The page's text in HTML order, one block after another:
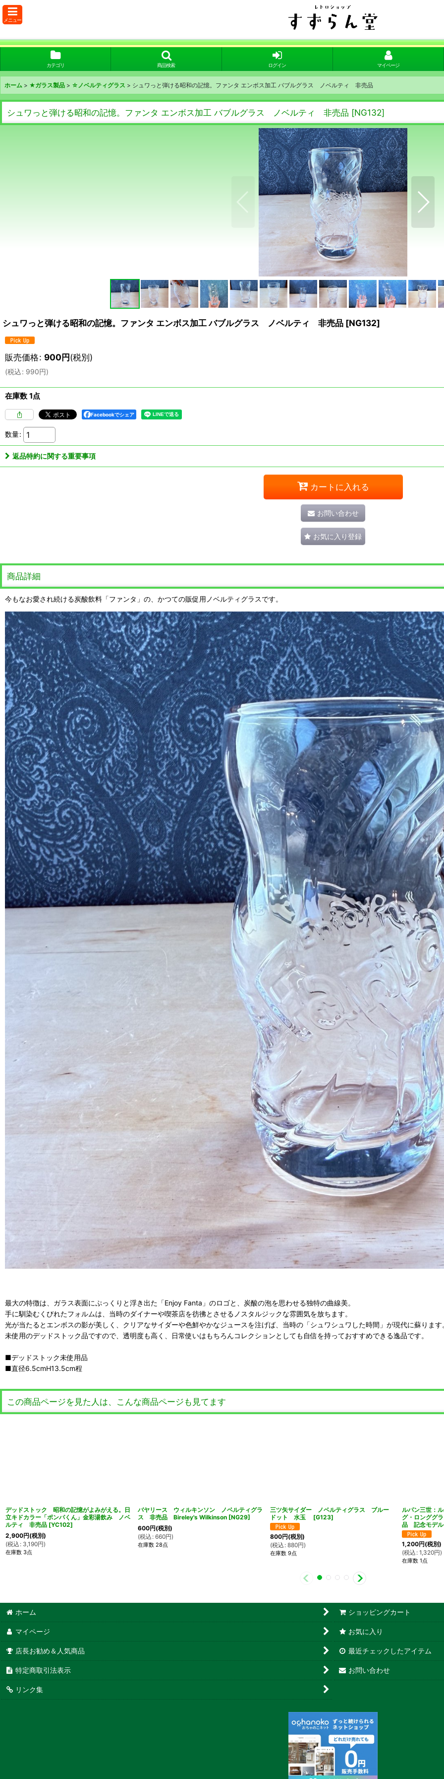
メニュー
カテゴリ 商品検索 ログイン マイページ
ホーム > ★ガラス製品 > ☆ノベルティグラス > シュワっと弾ける昭和の記憶。ファンタ エンボス加工 バブルグラス ノベルティ 非売品
シュワっと弾ける昭和の記憶。ファンタ エンボス加工 バブルグラス ノベルティ 非売品 [NG132]
シュワっと弾ける昭和の記憶。ファンタ エンボス加工 バブルグラス ノベルティ 非売品 [NG132]
販売価格: 900円(税別)
(税込: 990円)
在庫数 1点
Facebookでシェア
数量:
返品特約に関する重要事項
カートに入れる
お問い合わせ
お気に入り登録
商品詳細
今もなお愛され続ける炭酸飲料「ファンタ」の、かつての販促用ノベルティグラスです。
最大の特徴は、ガラス表面にぷっくりと浮き出た「Enjoy Fanta」のロゴと、炭酸の泡を思わせる独特の曲線美。
手に馴染むくびれたフォルムは、当時のダイナーや喫茶店を彷彿とさせるノスタルジックな雰囲気を放ちます。
光が当たるとエンボスの影が美しく、クリアなサイダーや色鮮やかなジュースを注げば、当時の「シュワシュワした時間」が現代に蘇ります
未使用のデッドストック品ですので、透明度も高く、日常使いはもちろんコレクションとしても自信を持っておすすめできる逸品です。
■デッドストック未使用品
■直径6.5cmH13.5cm程
この商品ページを見た人は、こんな商品ページも見てます
デッドストック 昭和の記憶がよみがえる。日
立キドカラー「ポンパくん」金彩湯飲み ノベ
ルティ 非売品 [YC102]
2,900円(税別)
(税込 : 3,190円)
在庫数 3点
バヤリース ウィルキンソン ノベルティグラ
ス 非売品 Bireley's Wilkinson [NG29]
600円(税別)
(税込 : 660円)
在庫数 28点
三ツ矢サイダー ノベルティグラス ブルー
ドット 水玉
[G123]
800円(税別)
(税込 : 880円)
在庫数 9点
ルパン三世：
グ・ロンググ
品 記念モデル
1,200円(税別)
(税込 : 1,320円)
在庫数 1点
ホーム ショッピングカート
マイページ お気に入り
店長お勧め＆人気商品 最近チェックしたアイテム
特定商取引法表示 お問い合わせ
リンク集